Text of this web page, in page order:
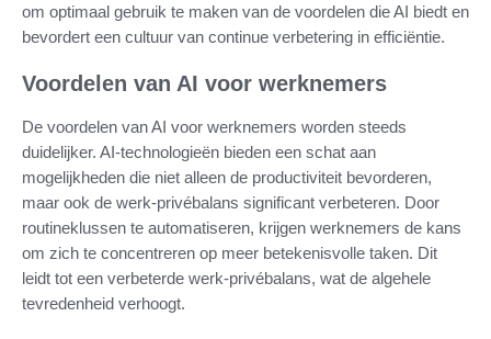
om optimaal gebruik te maken van de voordelen die AI biedt en
bevordert een cultuur van continue verbetering in efficiëntie.
Voordelen van AI voor werknemers
De voordelen van AI voor werknemers worden steeds
duidelijker. AI-technologieën bieden een schat aan
mogelijkheden die niet alleen de productiviteit bevorderen,
maar ook de werk-privébalans significant verbeteren. Door
routineklussen te automatiseren, krijgen werknemers de kans
om zich te concentreren op meer betekenisvolle taken. Dit
leidt tot een verbeterde werk-privébalans, wat de algehele
tevredenheid verhoogt.